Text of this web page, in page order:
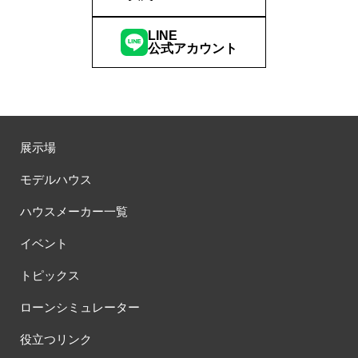
LINE
公式アカウント
展示場
モデルハウス
ハウスメーカー一覧
イベント
トピックス
ローンシミュレーター
役立つリンク